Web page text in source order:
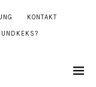
KONTAKT